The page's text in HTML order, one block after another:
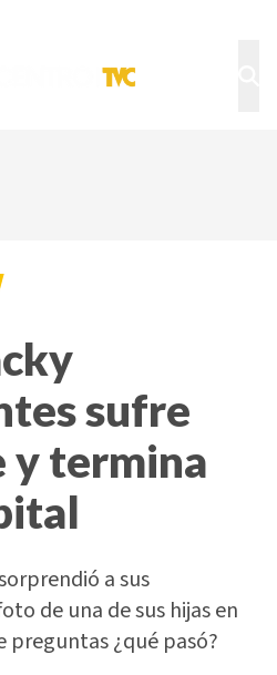
sufre
y termina
a sus
de una de sus hijas en
preguntas ¿qué pasó?